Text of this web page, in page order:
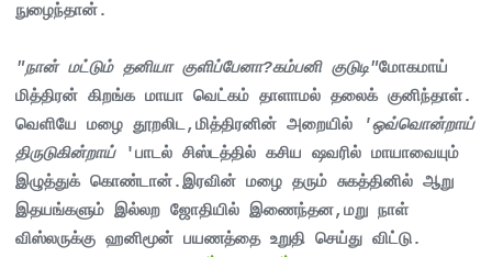
நுழைந்தான்.
"நான் மட்டும் தனியா குளிப்பேனா?கம்பனி குடுடி"மோகமாய்
மித்திரன் கிறங்க மாயா வெட்கம் தாளாமல் தலைக் குனிந்தாள்.
வெளியே மழை தூறலிட,மித்திரனின் அறையில்
'ஒவ்வொன்றாய்
திருடுகின்றாய்
'பாடல் சிஸ்டத்தில் கசிய ஷவரில் மாயாவையும்
இழுத்துக் கொண்டான்.இரவின் மழை தரும் சுகத்தினில் ஆறு
இதயங்களும் இல்லற ஜோதியில் இணைந்தன,மறு நாள்
விஸ்லருக்கு ஹனிமூன் பயணத்தை உறுதி செய்து விட்டு.